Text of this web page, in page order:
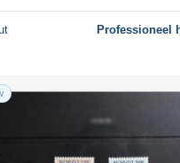
Professioneel